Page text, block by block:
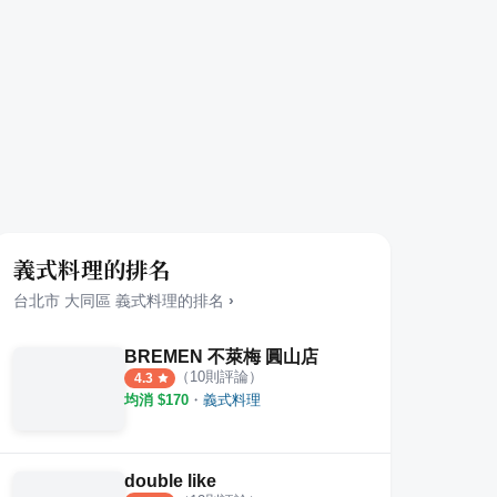
義式料理的排名
台北市 大同區 義式料理的排名 ›
BREMEN 不萊梅 圓山店
4.3 （ 10則評論）
均消 $170 ・ 義式料理
double like